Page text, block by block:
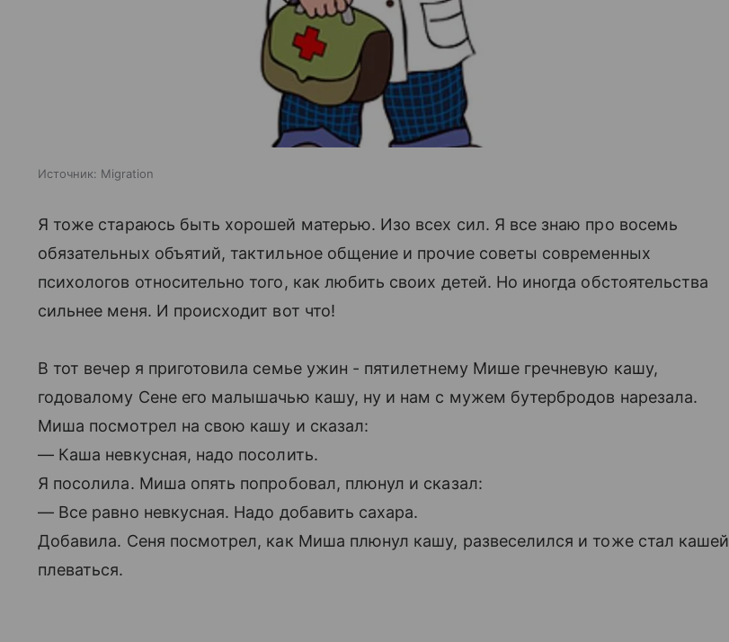
Источник: Migration
Я тоже стараюсь быть хорошей матерью. Изо всех сил. Я все знаю про восемь
обязательных объятий, тактильное общение и прочие советы современных
психологов относительно того, как любить своих детей. Но иногда обстоятельства
сильнее меня. И происходит вот что!
В тот вечер я приготовила семье ужин - пятилетнему Мише гречневую кашу,
годовалому Сене его малышачью кашу, ну и нам с мужем бутербродов нарезала.
Миша посмотрел на свою кашу и сказал:
— Каша невкусная, надо посолить.
Я посолила. Миша опять попробовал, плюнул и сказал:
— Все равно невкусная. Надо добавить сахара.
Добавила. Сеня посмотрел, как Миша плюнул кашу, развеселился и тоже стал кашей
плеваться.